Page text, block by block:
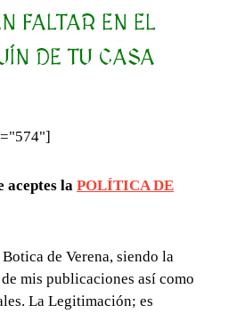
FALTAR EN EL
DE TU CASA
aceptes la POLÍTICA DE
de Verena, siendo la
mis publicaciones así como
La Legitimación; es